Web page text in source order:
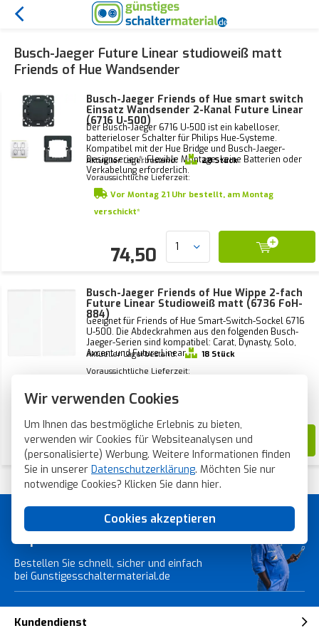
Wir verwenden Cookies
Um Ihnen das bestmögliche Erlebnis zu bieten,
verwenden wir Cookies für Websiteanalysen und
(personalisierte) Werbung. Weitere Informationen finden
Sie in unserer Datenschutzerklärung. Möchten Sie nur
notwendige Cookies? Klicken Sie dann hier.
Cookies akzeptieren
Busch-Jaeger Future Linear studioweiß matt
Friends of Hue Wandsender
Busch-Jaeger Friends of Hue smart switch
Einsatz Wandsender 2-Kanal Future Linear
(6716 U-500)
Der Busch-Jaeger 6716 U-500 ist ein kabelloser,
batterieloser Schalter für Philips Hue-Systeme.
Kompatibel mit der Hue Bridge und Busch-Jaeger-
Designserien*. Flexible Montage, keine Batterien oder
Verkabelung erforderlich.
Aktueller Lagerbestand:
28 Stück
Voraussichtliche Lieferzeit:
Vor Montag 21 Uhr bestellt, am Montag
verschickt*
74,50
Busch-Jaeger Friends of Hue Wippe 2-fach
Future Linear Studioweiß matt (6736 FoH-
884)
Geeignet für Friends of Hue Smart-Switch-Sockel 6716
U-500. Die Abdeckrahmen aus den folgenden Busch-
Jaeger-Serien sind kompatibel: Carat, Dynasty, Solo,
Axcent und Future Linear.
Aktueller Lagerbestand:
18 Stück
Voraussichtliche Lieferzeit:
verschickt*
7,74
Günstiges Schaltermaterial von
Topmarken!
Bestellen Sie schnell, sicher und einfach
bei Gunstigesschaltermaterial.de
Kundendienst